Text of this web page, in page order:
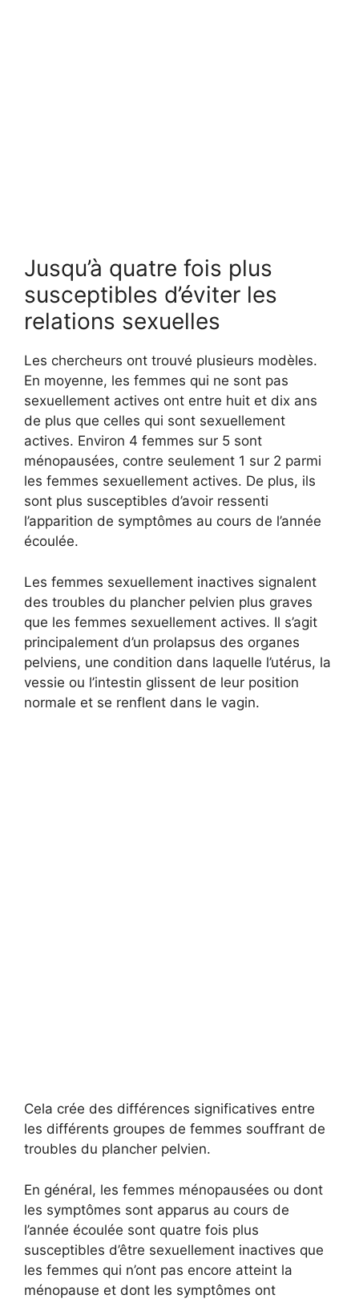
Jusqu’à quatre fois plus
susceptibles d’éviter les
relations sexuelles
Les chercheurs ont trouvé plusieurs modèles.
En moyenne, les femmes qui ne sont pas
sexuellement actives ont entre huit et dix ans
de plus que celles qui sont sexuellement
actives. Environ 4 femmes sur 5 sont
ménopausées, contre seulement 1 sur 2 parmi
les femmes sexuellement actives. De plus, ils
sont plus susceptibles d’avoir ressenti
l’apparition de symptômes au cours de l’année
écoulée.
Les femmes sexuellement inactives signalent
des troubles du plancher pelvien plus graves
que les femmes sexuellement actives. Il s’agit
principalement d’un prolapsus des organes
pelviens, une condition dans laquelle l’utérus, la
vessie ou l’intestin glissent de leur position
normale et se renflent dans le vagin.
Cela crée des différences significatives entre
les différents groupes de femmes souffrant de
troubles du plancher pelvien.
En général, les femmes ménopausées ou dont
les symptômes sont apparus au cours de
l’année écoulée sont quatre fois plus
susceptibles d’être sexuellement inactives que
les femmes qui n’ont pas encore atteint la
ménopause et dont les symptômes ont